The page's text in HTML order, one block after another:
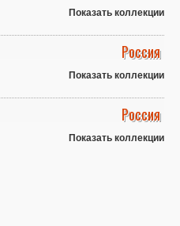
Показать коллекции
Россия
Показать коллекции
Россия
Показать коллекции